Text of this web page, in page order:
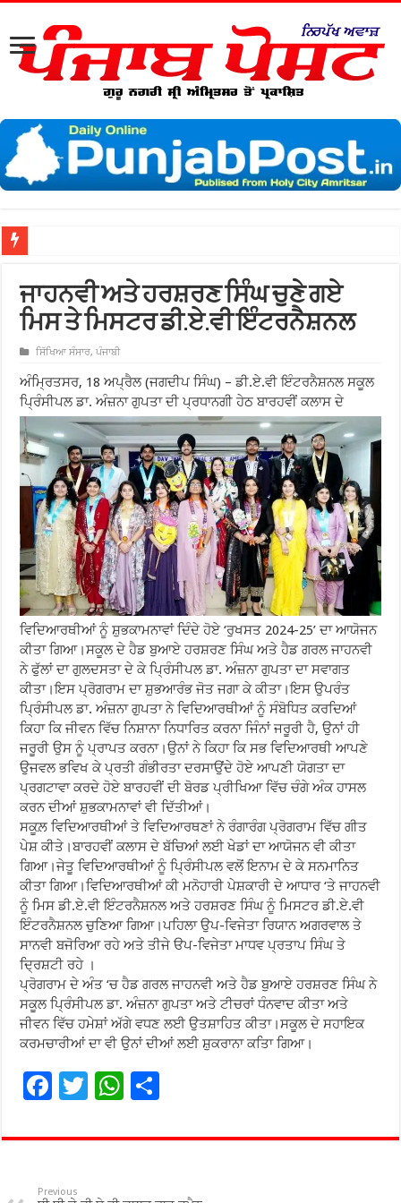
ਜਾਹਨਵੀ ਅਤੇ ਹਰਸ਼ਰਣ ਸਿੰਘ ਚੁਣੇ ਗਏ
ਮਿਸ ਤੇ ਮਿਸਟਰ ਡੀ.ਏ.ਵੀ ਇੰਟਰਨੈਸ਼ਨਲ
ਸਿੱਖਿਆ ਸੰਸਾਰ,ਪੰਜਾਬੀ
ਅੰਮ੍ਰਿਤਸਰ, 18 ਅਪ੍ਰੈਲ (ਜਗਦੀਪ ਸਿੰਘ) – ਡੀ.ਏ.ਵੀ ਇੰਟਰਨੈਸ਼ਨਲ ਸਕੂਲ
ਪ੍ਰਿੰਸੀਪਲ ਡਾ. ਅੰਜ਼ਨਾ ਗੁਪਤਾ ਦੀ ਪ੍ਰਧਾਨਗੀ ਹੇਠ ਬਾਰਹਵੀਂ ਕਲਾਸ ਦੇ
ਵਿਦਿਆਰਥੀਆਂ ਨੂੰ ਸ਼ੁਭਕਾਮਨਾਵਾਂ ਦਿੰਦੇ ਹੋਏ ‘ਰੁਖਸਤ 2024-25’ ਦਾ ਆਯੋਜਨ
ਕੀਤਾ ਗਿਆ।ਸਕੂਲ ਦੇ ਹੈਡ ਬੁਆਏ ਹਰਸ਼ਰਣ ਸਿੰਘ ਅਤੇ ਹੈਡ ਗਰਲ ਜਾਹਨਵੀ
ਨੇ ਫੁੱਲਾਂ ਦਾ ਗੁਲਦਸਤਾ ਦੇ ਕੇ ਪ੍ਰਿੰਸੀਪਲ ਡਾ. ਅੰਜ਼ਨਾ ਗੁਪਤਾ ਦਾ ਸਵਾਗਤ
ਕੀਤਾ।ਇਸ ਪ੍ਰੋਗਰਾਮ ਦਾ ਸ਼ੁਭਆਰੰਭ ਜੋਤ ਜਗਾ ਕੇ ਕੀਤਾ।ਇਸ ਉਪਰੰਤ
ਪ੍ਰਿੰਸੀਪਲ ਡਾ. ਅੰਜ਼ਨਾ ਗੁਪਤਾ ਨੇ ਵਿਦਿਆਰਥੀਆਂ ਨੂੰ ਸੰਬੋਧਿਤ ਕਰਦਿਆਂ
ਕਿਹਾ ਕਿ ਜੀਵਨ ਵਿੱਚ ਨਿਸ਼ਾਨਾ ਨਿਧਾਰਿਤ ਕਰਨਾ ਜਿੰਨਾਂ ਜਰੂਰੀ ਹੈ, ਉਨਾਂ ਹੀ
ਜਰੂਰੀ ਉਸ ਨੂੰ ਪ੍ਰਾਪਤ ਕਰਨਾ।ਉਨਾਂ ਨੇ ਕਿਹਾ ਕਿ ਸਭ ਵਿਦਿਆਰਥੀ ਆਪਣੇ
ਉਜਵਲ ਭਵਿਖ ਕੇ ਪ੍ਰਤੀ ਗੰਭੀਰਤਾ ਦਰਸਾਉਂਦੇ ਹੋਏ ਆਪਣੀ ਯੋਗਤਾ ਦਾ
ਪ੍ਰਗਟਾਵਾ ਕਰਦੇ ਹੋਏ ਬਾਰਹਵੀਂ ਦੀ ਬੋਰਡ ਪ੍ਰੀਖਿਆ ਵਿੱਚ ਚੰਗੇ ਅੰਕ ਹਾਸਲ
ਕਰਨ ਦੀਆਂ ਸ਼ੁਭਕਾਮਨਾਵਾਂ ਵੀ ਦਿੱਤੀਆਂ।
ਸਕੂਲ਼ ਵਿਦਿਆਰਥੀਆਂ ਤੇ ਵਿਦਿਆਰਥਣਾਂ ਨੇ ਰੰਗਾਰੰਗ ਪ੍ਰੋਗਰਾਮ ਵਿੱਚ ਗੀਤ
ਪੇਸ਼ ਕੀਤੇ।ਬਾਰਹਵੀਂ ਕਲਾਸ ਦੇ ਬੱਚਿਆਂ ਲਈ ਖੇਡਾਂ ਦਾ ਆਯੋਜਨ ਵੀ ਕੀਤਾ
ਗਿਆ।ਜੇਤੂ ਵਿਦਿਆਰਥੀਆਂ ਨੂੰ ਪ੍ਰਿੰਸੀਪਲ ਵਲੋਂ ਇਨਾਮ ਦੇ ਕੇ ਸਨਮਾਨਿਤ
ਕੀਤਾ ਗਿਆ।ਵਿਦਿਆਰਥੀਆਂ ਕੀ ਮਨੋਹਾਰੀ ਪੇਸ਼ਕਾਰੀ ਦੇ ਆਧਾਰ ‘ਤੇ ਜਾਹਨਵੀ
ਨੂੰ ਮਿਸ ਡੀ.ਏ.ਵੀ ਇੰਟਰਨੈਸ਼ਨਲ ਅਤੇ ਹਰਸ਼ਰਣ ਸਿੰਘ ਨੂੰ ਮਿਸਟਰ ਡੀ.ਏ.ਵੀ
ਇੰਟਰਨੈਸ਼ਨਲ ਚੁਣਿਆ ਗਿਆ।ਪਹਿਲਾ ਉਪ-ਵਿਜੇਤਾ ਰਿਯਾਨ ਅਗਰਵਾਲ ਤੇ
ਸਾਨਵੀ ਬਜੋਰਿਆ ਰਹੇ ਅਤੇ ਤੀਜੇ ੳਪ-ਵਿਜੇਤਾ ਮਾਧਵ ਪ੍ਰਤਾਪ ਸਿੰਘ ਤੇ
ਦ੍ਰਿਸ਼ਟੀ ਰਹੇ ।
ਪ੍ਰੋਗਰਾਮ ਦੇ ਅੰਤ ‘ਚ ਹੈਡ ਗਰਲ ਜਾਹਨਵੀ ਅਤੇ ਹੈਡ ਬੁਆਏ ਹਰਸ਼ਰਣ ਸਿੰਘ ਨੇ
ਸਕੂਲ ਪ੍ਰਿੰਸੀਪਲ ਡਾ. ਅੰਜ਼ਨਾ ਗੁਪਤਾ ਅਤੇ ਟੀਚਰਾਂ ਧੰਨਵਾਦ ਕੀਤਾ ਅਤੇ
ਜੀਵਨ ਵਿੱਚ ਹਮੇਸ਼ਾਂ ਅੱਗੇ ਵਧਣ ਲਈ ਉਤਸ਼ਾਹਿਤ ਕੀਤਾ।ਸਕੂਲ ਦੇ ਸਹਾਇਕ
ਕਰਮਚਾਰੀਆਂ ਦਾ ਵੀ ਉਨਾਂ ਦੀਆਂ ਲਈ ਸ਼ੁਕਰਾਨਾ ਕਤਿਾ ਗਿਆ।
F
e
T
tt
W
at ar
Previous